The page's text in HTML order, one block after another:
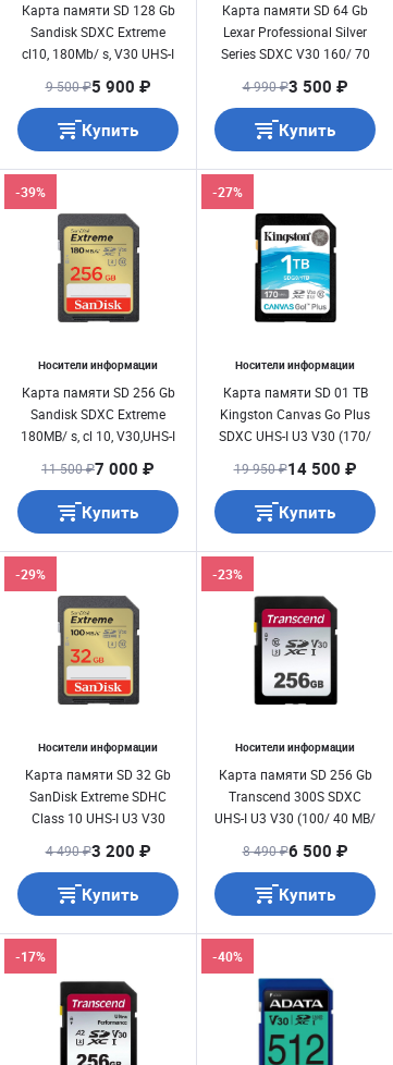
Карта памяти SD 128 Gb
Sandisk SDXC Extreme
cl10, 180Mb/ s, V30 UHS-I
GNCIN)
9 500 ₽5 900 ₽
Купить
Карта памяти SD 64 Gb
Lexar Professional Silver
Series SDXC V30 160/ 70
4 990 ₽3 500 ₽
Купить
Носители информации
Карта памяти SD 256 Gb
Sandisk SDXC Extreme
180MB/ s, cl 10, V30,UHS-I
GNCIN)
-39%
11 500 ₽7 000 ₽
Купить
Носители информации
Карта памяти SD 01 TB
Kingston Canvas Go Plus
SDXC UHS-I U3 V30 (170/
-27%
19 950 ₽14 500 ₽
Купить
Носители информации
Карта памяти SD 32 Gb
SanDisk Extreme SDHC
Class 10 UHS-I U3 V30
-29%
4 490 ₽3 200 ₽
Купить
Носители информации
Карта памяти SD 256 Gb
Transcend 300S SDXC
UHS-I U3 V30 (100/ 40 MB/
-23%
8 490 ₽6 500 ₽
Купить
-17% -40%